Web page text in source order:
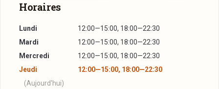
notre restaurant au cadre chaleureux avec un feu à bois
dans la salle , et un très grand parking face à l'église,
réservé à notre clientèle.
Nous disposons de 80 places assises et d'une très belle
terrasse avec des activités en pleine saison.
Horaires
Lundi
12:00—15:00, 18:00—22:30
Mardi
12:00—15:00, 18:00—22:30
Mercredi
12:00—15:00, 18:00—22:30
Jeudi
12:00—15:00, 18:00—22:30
(Aujourd'hui)